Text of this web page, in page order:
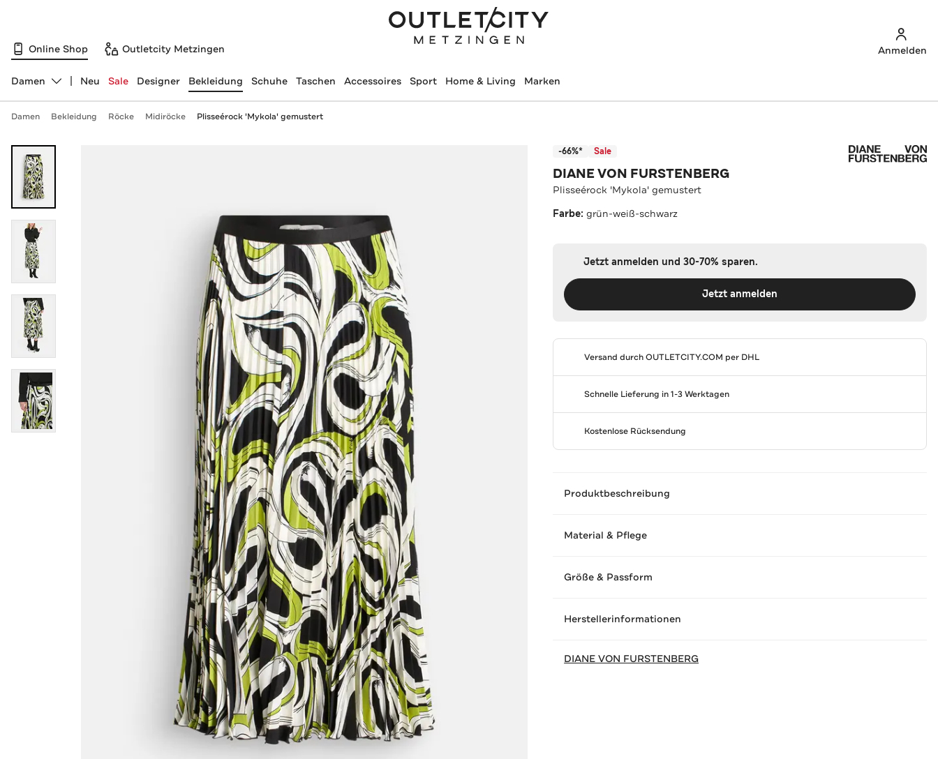
Online Shop Outletcity Metzingen Anmelden
Abteilung ändern, ausgewählt:
Damen Neu Sale Designer Bekleidung Schuhe Taschen Accessoires Sport Home & Living Marken
Damen Bekleidung Röcke Midiröcke Plisseérock 'Mykola' gemustert
-66%* Sale
DIANE VON FURSTENBERG
Plisseérock 'Mykola' gemustert
Farbe:grün-weiß-schwarz
Jetzt anmelden und 30-70% sparen.
Jetzt anmelden
Versand durchOUTLETCITY.COM per DHL
Schnelle Lieferung in 1-3 Werktagen
Kostenlose Rücksendung
Produktbeschreibung
Material & Pflege
Größe & Passform
Herstellerinformationen
DIANE VON FURSTENBERG